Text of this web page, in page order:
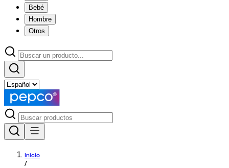
Bebé
Hombre
Otros
Inicio
/